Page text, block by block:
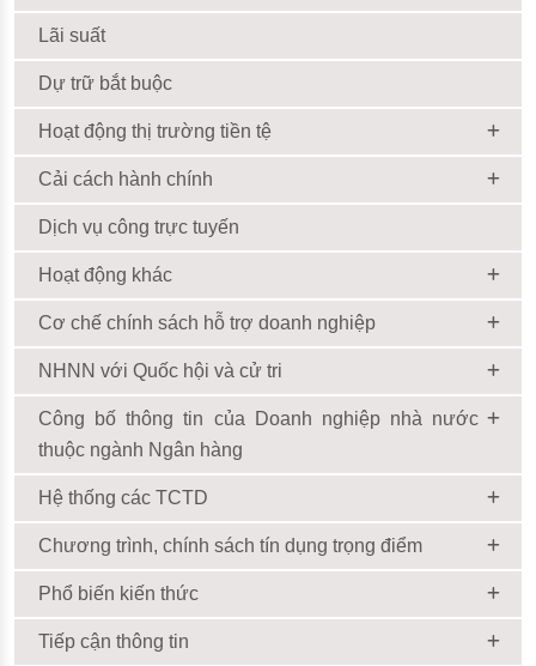
Lãi suất
Dự trữ bắt buộc
Hoạt động thị trường tiền tệ
Cải cách hành chính
Dịch vụ công trực tuyến
Hoạt động khác
Cơ chế chính sách hỗ trợ doanh nghiệp
NHNN với Quốc hội và cử tri
Công bố thông tin của Doanh nghiệp nhà nước
thuộc ngành Ngân hàng
Hệ thống các TCTD
Chương trình, chính sách tín dụng trọng điểm
Phổ biến kiến thức
Tiếp cận thông tin